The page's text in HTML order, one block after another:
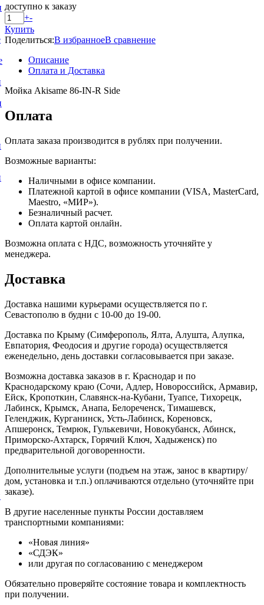
доступно к заказу
+-
Купить
Поделиться:В избранноеВ сравнение
Описание
Оплата и Доставка
Мойка Akisame 86-IN-R Side
Оплата
Оплата заказа производится в рублях при получении.
Возможные варианты:
Наличными в офисе компании.
Платежной картой в офисе компании (VISA, MasterCard,
Maestro, «МИР»).
Безналичный расчет.
Оплата картой онлайн.
Возможна оплата с НДС, возможность уточняйте у
менеджера.
Доставка
Доставка нашими курьерами осуществляется по г.
Севастополю в будни с 10-00 до 19-00.
Доставка по Крыму (Симферополь, Ялта, Алушта, Алупка,
Евпатория, Феодосия и другие города) осуществляется
еженедельно, день доставки согласовывается при заказе.
Возможна доставка заказов в г. Краснодар и по
Краснодарскому краю (Сочи, Адлер, Новороссийск, Армавир,
Ейск, Кропоткин, Славянск-на-Кубани, Туапсе, Тихорецк,
Лабинск, Крымск, Анапа, Белореченск, Тимашевск,
Геленджик, Курганинск, Усть-Лабинск, Кореновск,
Апшеронск, Темрюк, Гулькевичи, Новокубанск, Абинск,
Приморско-Ахтарск, Горячий Ключ, Хадыженск) по
предварительной договоренности.
Дополнительные услуги (подъем на этаж, занос в квартиру/
дом, установка и т.п.) оплачиваются отдельно (уточняйте при
заказе).
В другие населенные пункты России доставляем
транспортными компаниями:
«Новая линия»
«СДЭК»
или другая по согласованию с менеджером
Обязательно проверяйте состояние товара и комплектность
при получении.